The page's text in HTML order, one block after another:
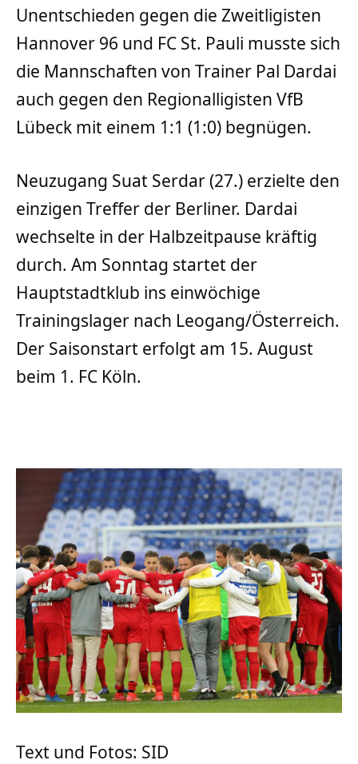
Unentschieden gegen die Zweitligisten
Hannover 96 und FC St. Pauli musste sich
die Mannschaften von Trainer Pal Dardai
auch gegen den Regionalligisten VfB
Lübeck mit einem 1:1 (1:0) begnügen.
Neuzugang Suat Serdar (27.) erzielte den
einzigen Treffer der Berliner. Dardai
wechselte in der Halbzeitpause kräftig
durch. Am Sonntag startet der
Hauptstadtklub ins einwöchige
Trainingslager nach Leogang/Österreich.
Der Saisonstart erfolgt am 15. August
beim 1. FC Köln.
Text und Fotos: SID